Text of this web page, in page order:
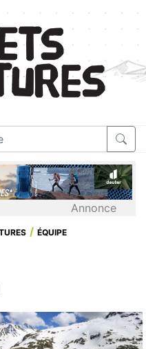
Annonce
ÉQUIPE